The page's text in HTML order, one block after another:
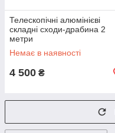
Телескопічні алюмінієві
складні сходи-драбина 2
метри
Немає в наявності
4 500 ₴